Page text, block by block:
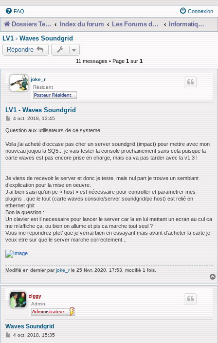
FAQ Connexion
Dossiers Techniques Index du forum Les Forums de Discussions
Informatique, Consoles Numériques et MAO
LV1 - Waves Soundgrid
Répondre
11 messages • Page 1sur 1
joke_r
Résident
LV1 - Waves Soundgrid
M
s
a
g
e
4 oct. 2018, 13:45
Question aux utilisateurs de ce systeme:
Voila j’ai acheté d’occase pas cher un server soundgrid (impact) pour mettre avec mon
nouveau joujou la SQ5... je vais tester la console prochainement sans cela puisque la
carte waves est pas encore prise en charge, mais ca va pas tarder avec la v1.3 !
Je viens de recevoir le server et donc je teste, mais nul part je trouve un semblant
d’explication pour la mise en oeuvre.
J’ai bien saisi qu’un pc « host » est nécessaire pour controller et parametrer mes
plugins , que le tout (carte waves console/server soundgrid/pc host) est relié en
ethernet gbit
Bon la question :
Un clavier est il necessaire pour lancer le server car la en lui mettant un ecran au cul ca
me m’affiche ça, ou bien on allume et pis ca marche tout seul ?
Vous me repondrez ptet’ que je verrai bien en essayant mais avant d’acheter la carte je
veux etre sur que le server marche correctement...
Modifié en dernier parjoke_rle 25 févr. 2020, 17:53, modifié 1 fois.
ziggy
Admin
Waves Soundgrid
M4 oct. 2018, 15:35